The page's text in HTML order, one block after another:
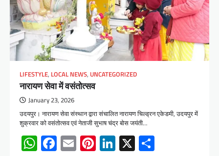
LIFESTYLE, LOCAL NEWS, UNCATEGORIZED
नारायण सेवा में वसंतोत्सव
January 23, 2026
उदयपुर। नारायण सेवा संस्थान द्वारा संचालित नारायण चिल्ड्रन एकेडमी, उदयपुर में
शुक्रवार को वसंतोत्सव एवं नेताजी सुभाष चंद्र बोस जयंती…
WhatsApp
Facebook
EmailPinterest
LinkedIn
X